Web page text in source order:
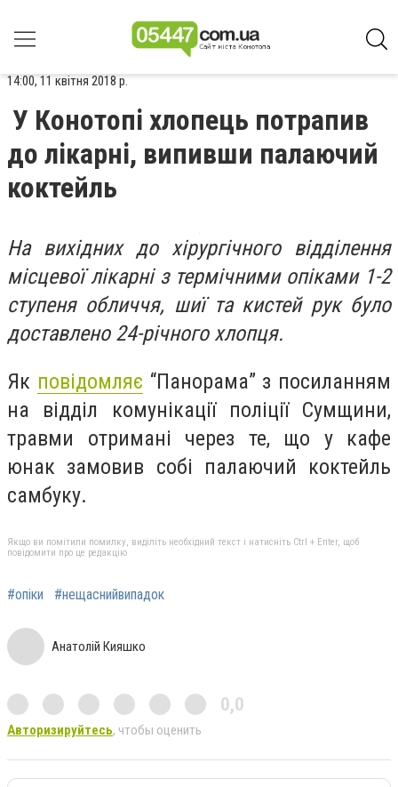
14:00, 11 квітня 2018 р.
У Конотопі хлопець потрапив
до лікарні, випивши палаючий
коктейль
На вихідних до хірургічного відділення
місцевої лікарні з термічними опіками 1-2
ступеня обличчя, шиї та кистей рук було
доставлено 24-річного хлопця.
Як повідомляє “Панорама” з посиланням
на відділ комунікації поліції Сумщини,
травми отримані через те, що у кафе
юнак замовив собі палаючий коктейль
самбуку.
Якщо ви помітили помилку, виділіть необхідний текст і натисніть Ctrl + Enter, щоб
повідомити про це редакцію
#опіки #нещаснийвипадок
Анатолій Кияшко
0,0
Авторизируйтесь, чтобы оценить